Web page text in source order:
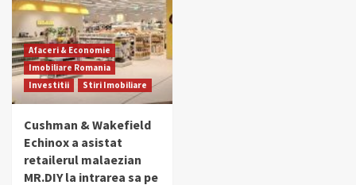
Afaceri & Economie
Imobiliare Romania
Investitii
Stiri Imobiliare
Cushman & Wakefield
Echinox a asistat
retailerul malaezian
MR.DIY la intrarea sa pe